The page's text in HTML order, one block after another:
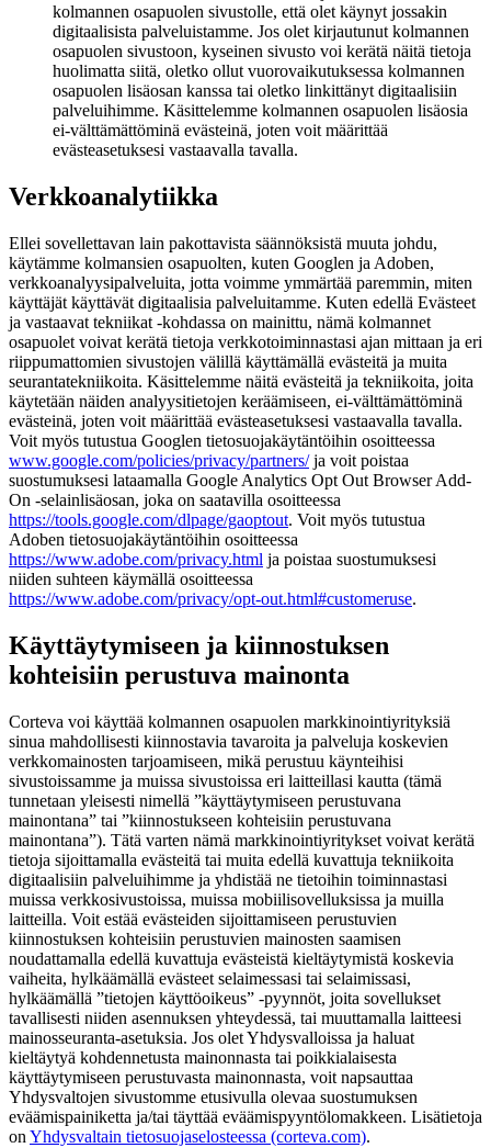
kolmannen osapuolen sivustolle, että olet käynyt jossakin
digitaalisista palveluistamme. Jos olet kirjautunut kolmannen
osapuolen sivustoon, kyseinen sivusto voi kerätä näitä tietoja
huolimatta siitä, oletko ollut vuorovaikutuksessa kolmannen
osapuolen lisäosan kanssa tai oletko linkittänyt digitaalisiin
palveluihimme. Käsittelemme kolmannen osapuolen lisäosia
ei-välttämättöminä evästeinä, joten voit määrittää
evästeasetuksesi vastaavalla tavalla.
Verkkoanalytiikka
Ellei sovellettavan lain pakottavista säännöksistä muuta johdu,
käytämme kolmansien osapuolten, kuten Googlen ja Adoben,
verkkoanalyysipalveluita, jotta voimme ymmärtää paremmin, miten
käyttäjät käyttävät digitaalisia palveluitamme. Kuten edellä Evästeet
ja vastaavat tekniikat -kohdassa on mainittu, nämä kolmannet
osapuolet voivat kerätä tietoja verkkotoiminnastasi ajan mittaan ja eri
riippumattomien sivustojen välillä käyttämällä evästeitä ja muita
seurantatekniikoita. Käsittelemme näitä evästeitä ja tekniikoita, joita
käytetään näiden analyysitietojen keräämiseen, ei-välttämättöminä
evästeinä, joten voit määrittää evästeasetuksesi vastaavalla tavalla.
Voit myös tutustua Googlen tietosuojakäytäntöihin osoitteessa
www.google.com/policies/privacy/‌partners/ja voit poistaa
suostumuksesi lataamalla Google Analytics Opt Out Browser Add-
On -selainlisäosan, joka on saatavilla osoitteessa
https://tools.google.com/dlpage/gaoptout. Voit myös tutustua
Adoben tietosuojakäytäntöihin osoitteessa
https://www.adobe.com/privacy.html ja poistaa suostumuksesi
niiden suhteen käymällä osoitteessa
https://www.adobe.com/privacy/opt-out.html#customeruse.
Käyttäytymiseen ja kiinnostuksen
kohteisiin perustuva mainonta
Corteva voi käyttää kolmannen osapuolen markkinointiyrityksiä
sinua mahdollisesti kiinnostavia tavaroita ja palveluja koskevien
verkkomainosten tarjoamiseen, mikä perustuu käynteihisi
sivustoissamme ja muissa sivustoissa eri laitteillasi kautta (tämä
tunnetaan yleisesti nimellä ”käyttäytymiseen perustuvana
mainontana” tai ”kiinnostukseen kohteisiin perustuvana
mainontana”). Tätä varten nämä markkinointiyritykset voivat kerätä
tietoja sijoittamalla evästeitä tai muita edellä kuvattuja tekniikoita
digitaalisiin palveluihimme ja yhdistää ne tietoihin toiminnastasi
muissa verkkosivustoissa, muissa mobiilisovelluksissa ja muilla
laitteilla. Voit estää evästeiden sijoittamiseen perustuvien
kiinnostuksen kohteisiin perustuvien mainosten saamisen
noudattamalla edellä kuvattuja evästeistä kieltäytymistä koskevia
vaiheita, hylkäämällä evästeet selaimessasi tai selaimissasi,
hylkäämällä ”tietojen käyttöoikeus” -pyynnöt, joita sovellukset
tavallisesti niiden asennuksen yhteydessä, tai muuttamalla laitteesi
mainosseuranta-asetuksia. Jos olet Yhdysvalloissa ja haluat
kieltäytyä kohdennetusta mainonnasta tai poikkialaisesta
käyttäytymiseen perustuvasta mainonnasta, voit napsauttaa
Yhdysvaltojen sivustomme etusivulla olevaa suostumuksen
eväämispainiketta ja/tai täyttää eväämispyyntölomakkeen. Lisätietoja
on Yhdysvaltain tietosuojaselosteessa (corteva.com).